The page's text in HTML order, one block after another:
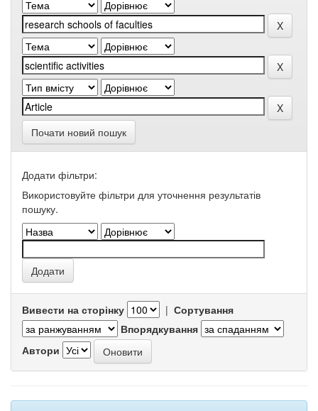
Почати новий пошук
Додати фільтри:
Використовуйте фільтри для уточнення результатів
пошуку.
Вивести на сторінку | Сортування
Впорядкування
Автори